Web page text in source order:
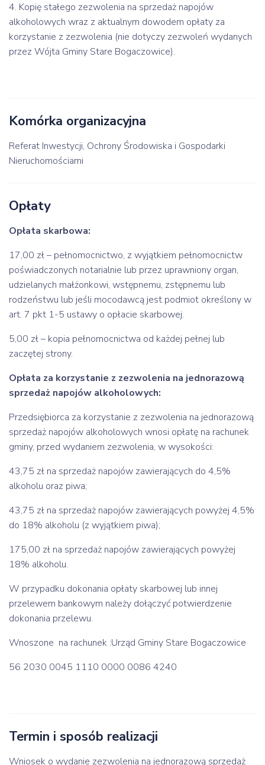
4. Kopię stałego zezwolenia na sprzedaż napojów
alkoholowych wraz z aktualnym dowodem opłaty za
korzystanie z zezwolenia (nie dotyczy zezwoleń wydanych
przez Wójta Gminy Stare Bogaczowice).
Komórka organizacyjna
Referat Inwestycji, Ochrony Środowiska i Gospodarki
Nieruchomościami
Opłaty
Opłata skarbowa:
17,00 zł – pełnomocnictwo, z wyjątkiem pełnomocnictw
poświadczonych notarialnie lub przez uprawniony organ,
udzielanych małżonkowi, wstępnemu, zstępnemu lub
rodzeństwu lub jeśli mocodawcą jest podmiot określony w
art. 7 pkt 1-5 ustawy o opłacie skarbowej.
5,00 zł – kopia pełnomocnictwa od każdej pełnej lub
zaczętej strony.
Opłata za korzystanie z zezwolenia na jednorazową
sprzedaż napojów alkoholowych:
Przedsiębiorca za korzystanie z zezwolenia na jednorazową
sprzedaż napojów alkoholowych wnosi opłatę na rachunek
gminy, przed wydaniem zezwolenia, w wysokości:
43,75 zł na sprzedaż napojów zawierających do 4,5%
alkoholu oraz piwa;
43,75 zł na sprzedaż napojów zawierających powyżej 4,5%
do 18% alkoholu (z wyjątkiem piwa);
175,00 zł na sprzedaż napojów zawierających powyżej
18% alkoholu.
W przypadku dokonania opłaty skarbowej lub innej
przelewem bankowym należy dołączyć potwierdzenie
dokonania przelewu.
Wnoszone na rachunek :Urząd Gminy Stare Bogaczowice
56 2030 0045 1110 0000 0086 4240
Termin i sposób realizacji
Wniosek o wydanie zezwolenia na jednorazową sprzedaż